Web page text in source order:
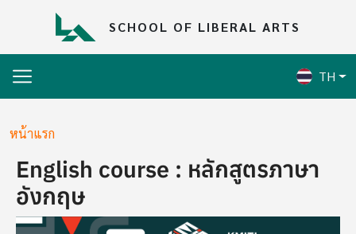
SCHOOL OF LIBERAL ARTS
TH
Breadcrumb
หน้าแรก
English course : หลักสูตรภาษา
อังกฤษ
Image